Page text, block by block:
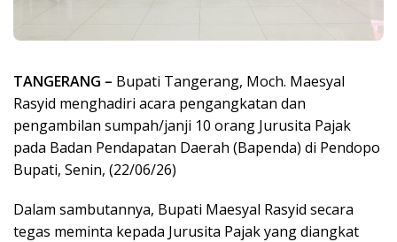
TANGERANG – Bupati Tangerang, Moch. Maesyal
Rasyid menghadiri acara pengangkatan dan
pengambilan sumpah/janji 10 orang Jurusita Pajak
pada Badan Pendapatan Daerah (Bapenda) di Pendopo
Bupati, Senin, (22/06/26)
Dalam sambutannya, Bupati Maesyal Rasyid secara
tegas meminta kepada Jurusita Pajak yang diangkat